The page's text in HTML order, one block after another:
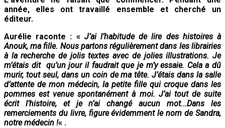
année, elles ont travaillé ensemble et cherché un
éditeur.
Aurélie raconte : « J’ai l’habitude de lire des histoires à
Anouk, ma fille. Nous partons régulièrement dans les librairies
à la recherche de jolis textes avec de jolies illustrations. Je
m’étais dit qu’un jour il faudrait que je m’y essaie. Cela a dû
murir, tout seul, dans un coin de ma tête. J’étais dans la salle
d’attente de mon médecin, la petite fille qui croque dans les
pommes est venue spontanément à moi. J’ai tout de suite
écrit l’histoire, et je n’ai changé aucun mot...Dans les
remerciements du livre, figure évidemment le nom de Sandra,
notre médecin !« .